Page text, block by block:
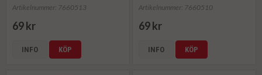
Artikelnummer: 7660513
69 kr
INFO KÖP
Artikelnummer: 7660510
69 kr
INFO KÖP